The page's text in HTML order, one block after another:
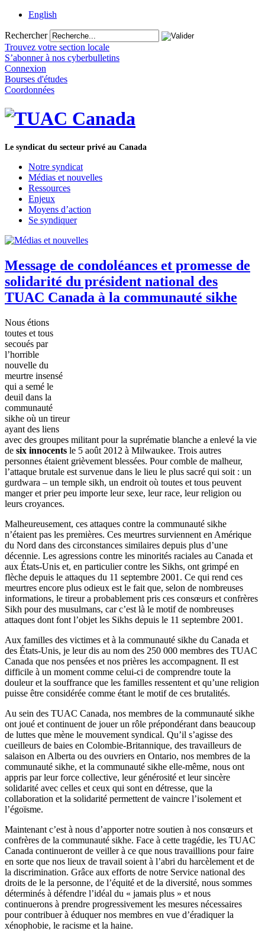
English
Rechercher
Trouvez votre section locale
S’abonner à nos cyberbulletins
Connexion
Bourses d'études
Coordonnées
Le syndicat du secteur privé au Canada
Notre syndicat
Médias et nouvelles
Ressources
Enjeux
Moyens d’action
Se syndiquer
Message de condoléances et promesse de
solidarité du président national des
TUAC Canada à la communauté sikhe
Nous étions
toutes et tous
secoués par
l’horrible
nouvelle du
meurtre insensé
qui a semé le
deuil dans la
communauté
sikhe où un tireur
ayant des liens
avec des groupes militant pour la suprématie blanche a enlevé la vie
de six innocents le 5 août 2012 à Milwaukee. Trois autres
personnes étaient grièvement blessées. Pourcomble de malheur,
l’attaque brutale est survenue dans le lieu le plus sacré qui soit : un
gurdwara – un temple sikh, un endroit où toutes et tous peuvent
manger et prierpeu importe leur sexe, leurrace, leurreligion ou
leurs croyances.
Malheureusement, ces attaques contre la communauté sikhe
n’étaient pas les premières. Ces meurtres surviennent en Amérique
du Nord dans des circonstances similaires depuis plus d’une
décennie. Les agressions contre les minorités raciales au Canada et
aux États-Unis et, en particulier contre les Sikhs, ont grimpé en
flèche depuis le attaques du 11 septembre 2001. Ce qui rend ces
meurtres encore plus odieux est le fait que, selon de nombreuses
informations, le tireura probablement pris ces consœurs et confrères
Sikh pour des musulmans, carc’est là le motif de nombreuses
attaques dont font l’objet les Sikhs depuis le 11 septembre 2001.
Aux familles des victimes et à la communauté sikhe du Canada et
des États-Unis, je leur dis au nom des 250 000 membres des TUAC
Canada que nos pensées et nos prières les accompagnent. Il est
difficile à un moment comme celui-ci de comprendre toute la
douleuret la souffrance que les familles ressentent et qu’une religion
puisse être considérée comme étant le motif de ces brutalités.
Au sein des TUAC Canada, nos membres de la communauté sikhe
ont joué et continuent de jouerun rôle prépondérant dans beaucoup
de luttes que mène le mouvement syndical. Qu’il s’agisse des
cueilleurs de baies en Colombie-Britannique, des travailleurs de
salaison en Alberta ou des ouvriers en Ontario, nos membres de la
communauté sikhe, et la communauté sikhe elle-même, nous ont
appris parleurforce collective, leur générosité et leur sincère
solidarité avec celles et ceux qui sont en détresse, que la
collaboration et la solidarité permettent de vaincre l’isolement et
l’égoïsme.
Maintenant c’est à nous d’apporter notre soutien à nos consœurs et
confrères de la communauté sikhe. Face à cette tragédie, les TUAC
Canada continueront de veiller à ce que nous travaillions pour faire
en sorte que nos lieux de travail soient à l’abri du harcèlement et de
la discrimination. Grâce aux efforts de notre Service national des
droits de le la personne, de l’équité et de la diversité, nous sommes
déterminés à défendre l’idéal du « jamais plus » et nous
continuerons à prendre progressivement les mesures nécessaires
pourcontribuer à éduquernos membres en vue d’éradiquerla
xénophobie, le racisme et la haine.